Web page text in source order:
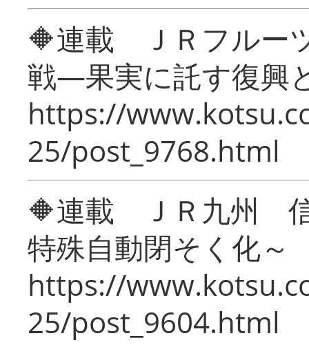
🔶連載 ＪＲフルー
戦―果実に託す復興
https://
25/post_9768.html
🔶連載 ＪＲ九州 信
特殊自動閉そく化～
https://
25/post_9604.html